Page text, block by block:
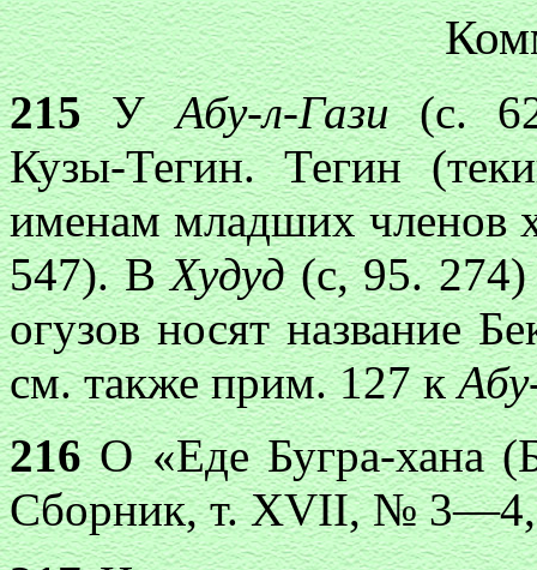
215УАбу-л-Гази(с.
Кузы-Тегин. Тегин
именам младших членов
547). ВХудуд(с, 95. 274)
огузов носят название
см. также прим. 127 к
216О «Еде Бугра-хана
Сборник, т. XVII, № 3—4,